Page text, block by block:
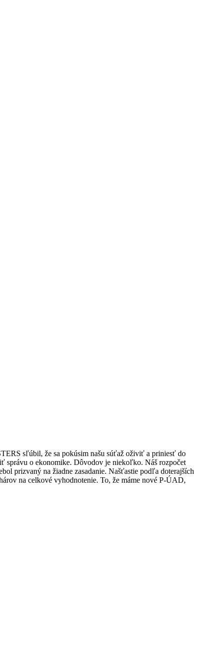
sľúbil, že sa pokúsim našu súťaž oživiť a priniesť do
správu o ekonomike. Dôvodov je niekoľko. Náš rozpočet
prizvaný na žiadne zasadanie. Našťastie podľa doterajších
na celkové vyhodnotenie. To, že máme nové P-ÚAD,